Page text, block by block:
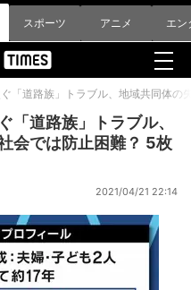
スポーツ アニメ エン
「道路族」トラブル、地域共同体の
「道路族」トラブル、
会では防止困難？ 5枚
2021/04/21 22:14